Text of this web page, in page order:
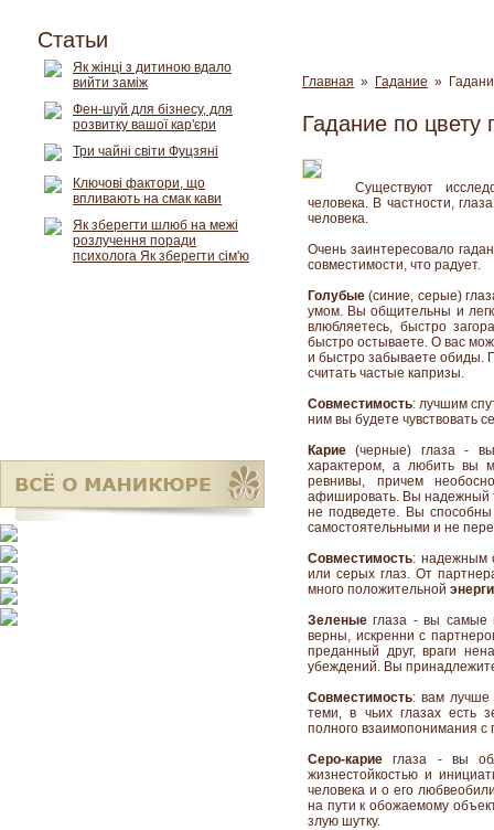
Главная » Гадание »
Гадание по цвету
Существуют
человека. В частности,
человека.
Очень заинтересовало
совместимости, что радует.
Голубые (синие, серые)
умом. Вы общительны и
влюбляетесь, быстро
быстро остываете. О вас
и быстро забываете обиды.
считать частые капризы.
Совместимость: лучшим
ним вы будете чувствовать
Карие (черные) глаза -
характером, а любить вы
ревнивы, причем
афишировать. Вы надежный
не подведете. Вы способны
самостоятельными и не
Совместимость: надежным
или серых глаз. От
много положительной
Зеленые глаза - вы самые
верны, искренни с
преданный друг, враги
убеждений. Вы
Совместимость: вам лучше
теми, в чьих глазах есть
полного взаимопонимания с
Серо-карие глаза - вы
жизнестойкостью и
человека и о его
на пути к обожаемому
злую шутку.
Статьи
Як жінці з дитиною вдало
вийти заміж
Фен-шуй для бізнесу, для
розвитку вашої кар'єри
Три чайні світи Фуцзяні
Ключові фактори, що
впливають на смак кави
Як зберегти шлюб на межі
розлучення поради
психолога Як зберегти сім'ю